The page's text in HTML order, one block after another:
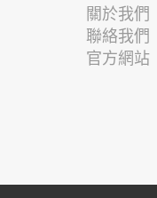
關於我們
聯絡我們
官方網站